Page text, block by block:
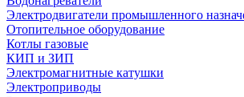
Электродвигатели промышленного
Отопительное оборудование
Котлы газовые
КИП и ЗИП
Электромагнитные катушки
Электроприводы